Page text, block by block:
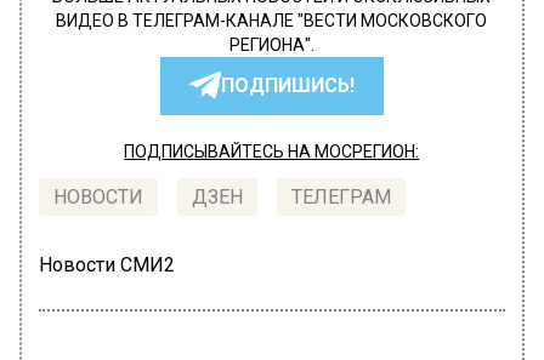
ВИДЕО В ТЕЛЕГРАМ-КАНАЛЕ "ВЕСТИ МОСКОВСКОГО
РЕГИОНА".
ПОДПИШИСЬ!
ПОДПИСЫВАЙТЕСЬ НА МОСРЕГИОН:
НОВОСТИ ДЗЕН ТЕЛЕГРАМ
Новости СМИ2